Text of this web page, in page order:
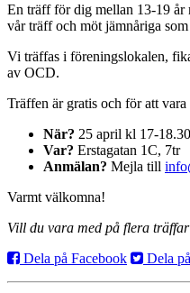
En träff för dig mellan 13-19 år
vår träff och möt jämnåriga
Vi träffas i föreningslokalen,
av OCD.
Träffen är gratis och för att
När? 25 april kl 17-18.30
Var? Erstagatan 1C, 7tr
Anmälan? Mejla till
Varmt välkomna!
Vill du vara med på flera
Dela på Facebook
Dela